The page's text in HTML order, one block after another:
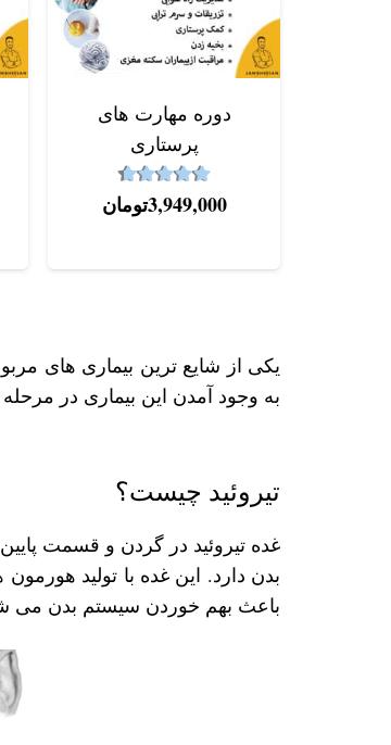
دوره‌ مهارت های
پرستاری
نمره4.67 از 5 3,949,000تومان
یکی از شایع ‌ترین بیماری های
به وجود آمدن این بیماری در
تیروئید چیست؟
غده تیروئید در گردن و قسمت
باعث بهم خوردن سیستم بدن می